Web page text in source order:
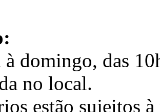
à domingo, das
no local.
estão sujeitos